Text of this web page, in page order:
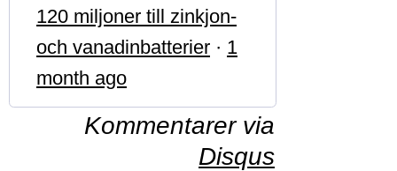
120 miljoner till zinkjon-
och vanadinbatterier · 1
month ago
Kommentarer via
Disqus